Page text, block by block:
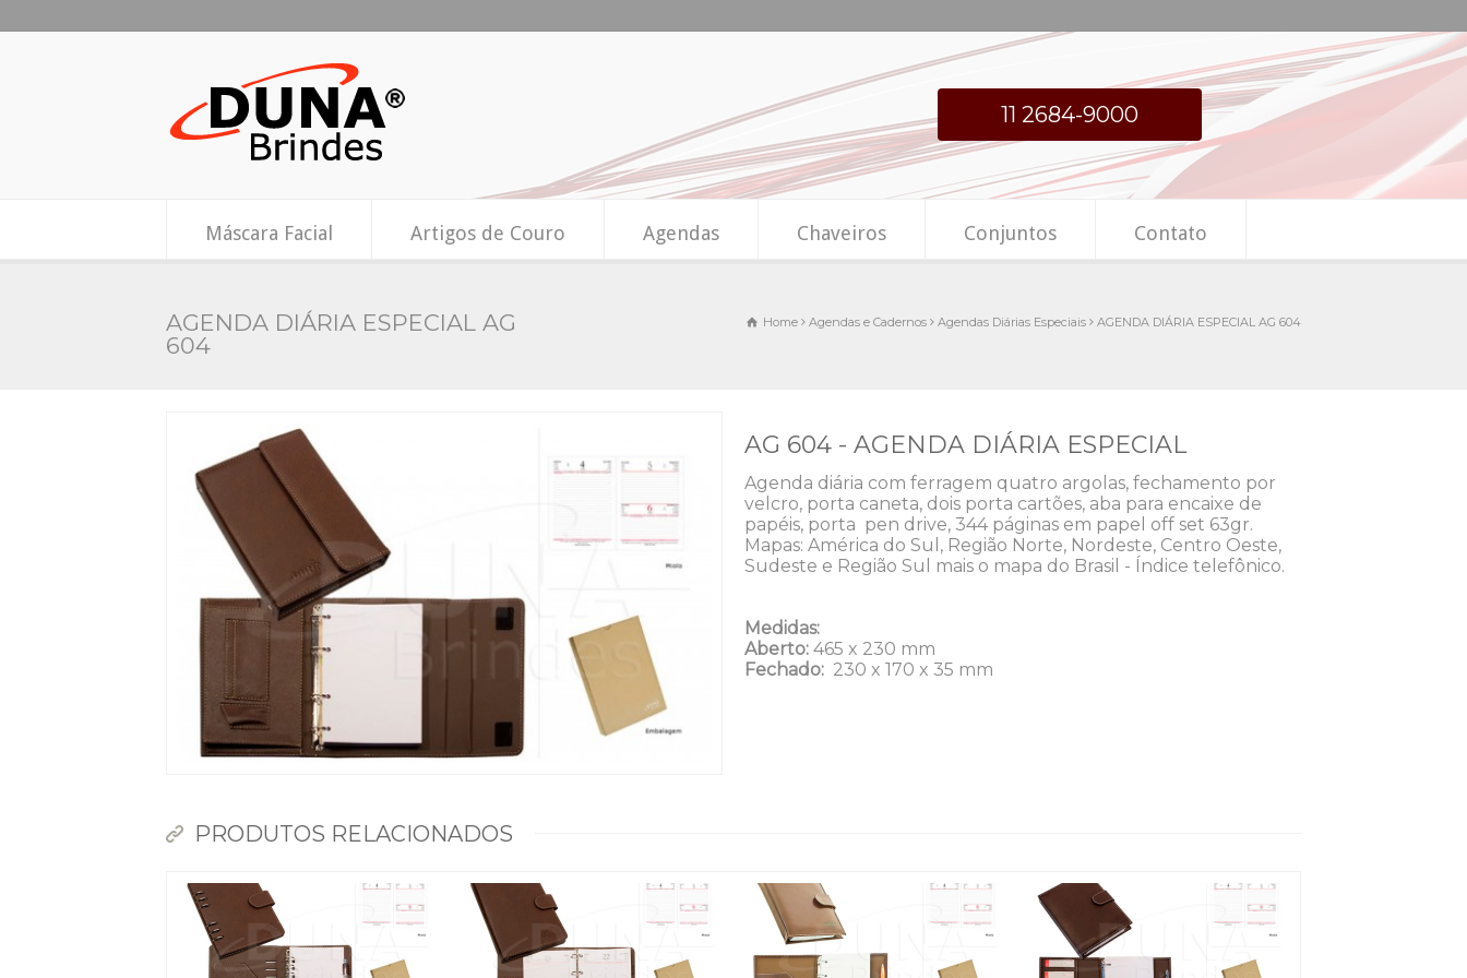
11 2684-9000
Máscara Facial Artigos de Couro Agendas Chaveiros Conjuntos Contato
AGENDA DIÁRIA ESPECIAL AG
604
Home Agendas e Cadernos Agendas Diárias Especiais AGENDA DIÁRIA ESPECIAL AG 604
AG 604 - AGENDA DIÁRIA ESPECIAL
Agenda diária com ferragem quatro argolas, fechamento por
velcro, porta caneta, dois porta cartões, aba para encaixe de
papéis, porta pen drive, 344 páginas em papel off set 63gr.
Mapas: América do Sul, Região Norte, Nordeste, Centro Oeste,
Sudeste e Região Sul mais o mapa do Brasil - Índice telefônico.
Medidas:
Aberto: 465 x 230 mm
Fechado: 230 x 170 x 35 mm
PRODUTOS RELACIONADOS
Dunas Brindes